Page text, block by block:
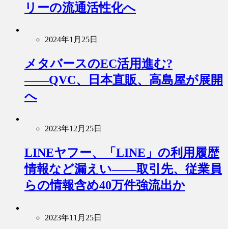
リーの流通活性化へ
2024年1月25日
メタバースのEC活用進む?
――QVC、日本直販、高島屋が展開
へ
2023年12月25日
LINEヤフー、「LINE」の利用履歴
情報など漏えい――取引先、従業員
らの情報含め40万件強流出か
2023年11月25日